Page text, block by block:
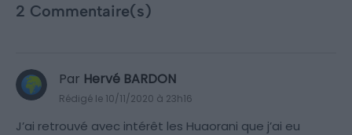
2 Commentaire(s)
Par Hervé BARDON
Rédigé le 10/11/2020 à 23h16
J’ai retrouvé avec intérêt les Huaorani que j’ai eu